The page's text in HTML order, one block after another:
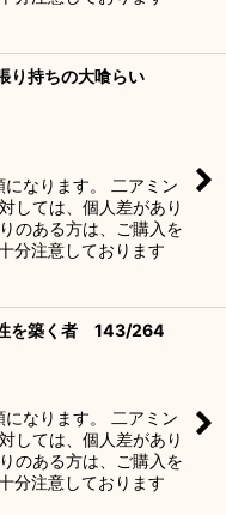
り持ちの大喰らい
なります。 二アミン
しては、個人差があり
のある方は、ご購入を
分注意しております
を築く者 143/264
なります。 二アミン
しては、個人差があり
のある方は、ご購入を
分注意しております